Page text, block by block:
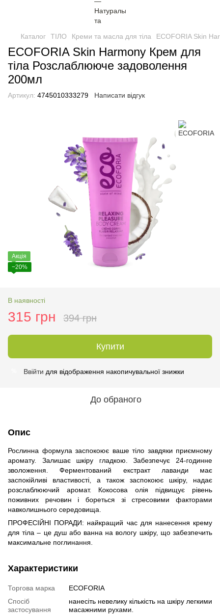
Каталог ТІЛО Креми та масла для тіла ECOFORIA Skin
ECOFORIA Skin Harmony Крем для
тіла Розслаблююче задоволення
200мл
Артикул: 4745010333279 Написати відгук
Акція
−20%
В наявності
315 грн 394 грн
Купити
Ввійти для відображення накопичувальної знижки
До обраного
Опис
Рослинна формула заспокоює ваше тіло завдяки приємному
аромату. Залишає шкіру гладкою. Забезпечує 24-годинне
зволоження. Ферментований екстракт лаванди має
заспокійливі властивості, а також заспокоює шкіру, надає
розслаблюючий аромат. Кокосова олія підвищує рівень
поживних речовин і бореться зі стресовими факторами
навколишнього середовища.
ПРОФЕСІЙНІ ПОРАДИ: найкращий час для нанесення крему
для тіла – це душ або ванна на вологу шкіру, що забезпечить
максимальне поглинання.
Характеристики
Торгова марка
ECOFORIA
Спосіб
застосування
нанесіть невелику кількість на шкіру легкими
масажними рухами.